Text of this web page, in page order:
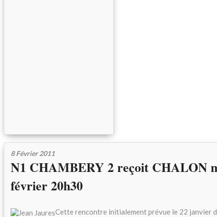
8 Février 2011
N1 CHAMBERY 2 reçoit CHALON
février 20h30
Cette rencontre initialement prévue le 22 janvier